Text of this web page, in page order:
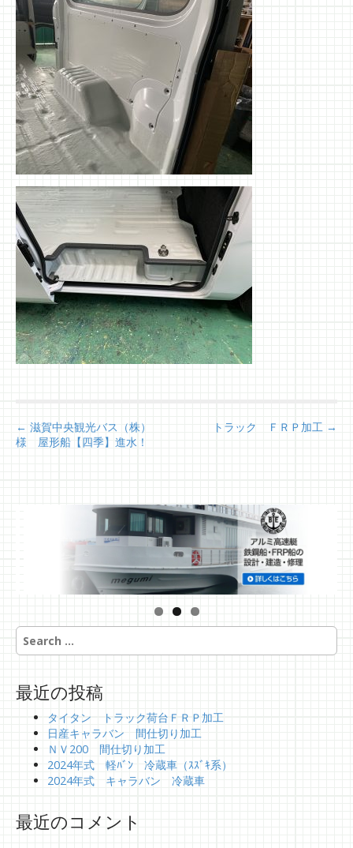
P
o
t
i
n
← 滋賀中央観光バス（株）
様 屋形船【四季】進水！
トラック ＦＲＰ加工 →
S
c
最近の投稿
タイタン トラック荷台ＦＲＰ加工
日産キャラバン 間仕切り加工
ＮＶ200 間仕切り加工
2024年式 軽ﾊﾞﾝ 冷蔵車（ｽｽﾞｷ系）
2024年式 キャラバン 冷蔵車
最近のコメント